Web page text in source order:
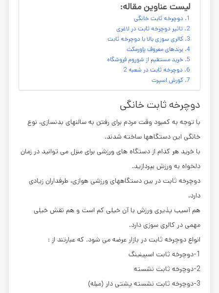
لیست عناوین مقاله:
دوچرخه ثابت خانگی
تاثیر دوچرخه ثابت در لاغری
کالری سوزی بالا با دوچرخه ثابت
برندهای معروف پاورمکث
خرید مستقیم از شوروم فروشگاه
دوچرخه ثابت در شعبه 2
کورش اسپرت
دوچرخه ثابت خانگی
با توجه به کمبود وقت مردم برای رفتن به سالنهای بدنسازی، نوع
خانگی این دستگاهها ساخته شدند.
با خرید هر کدام از دستگاه های ورزشی برای منزل می توانید در زمان
دلخواه به ورزش بپردازید.
دوچرخه ثابت در بین دستگاههای ورزشی هوازی، طرفداران زیادی
دارد.
هم آسیب پذیری ورزش با آن خیلی کم است و هم نقش خیلی
مهمی در کالری سوزی دارد.
انواع دوچرخه ثابت در بازار عرضه می شود. که عبارتند از :
1-دوچرخه ثابت اسپینینگ
2-دوچرخه ثابت نشسته
3-دوچرخه ثابت نشسته پشتی دار (مبله)